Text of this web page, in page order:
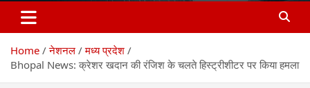
Home नेशनल
मध्य प्रदेश
Bhopal News: क्रेशर खदान की रंजिश के चलते हिस्ट्रीशीटर पर किया हमला